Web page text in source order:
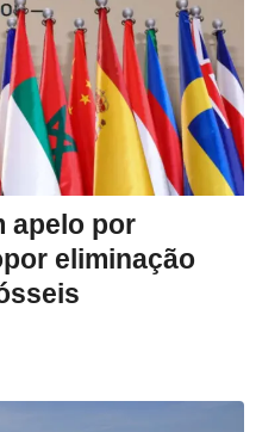
apelo por
eliminação